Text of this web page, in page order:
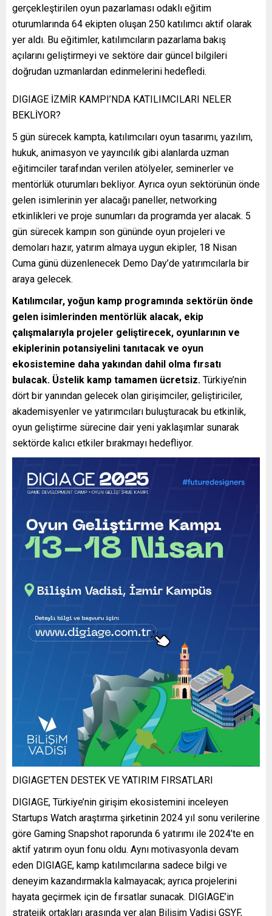
gerçekleştirilen oyun pazarlaması odaklı eğitim
oturumlarında 64 ekipten oluşan 250 katılımcı aktif olarak
yer aldı. Bu eğitimler, katılımcıların pazarlama bakış
açılarını geliştirmeyi ve sektöre dair güncel bilgileri
doğrudan uzmanlardan edinmelerini hedefledi.
DIGIAGE İZMİR KAMPI’NDA KATILIMCILARI NELER
BEKLİYOR?
5 gün sürecek kampta, katılımcıları oyun tasarımı, yazılım,
hukuk, animasyon ve yayıncılık gibi alanlarda uzman
eğitimciler tarafından verilen atölyeler, seminerler ve
mentörlük oturumları bekliyor. Ayrıca oyun sektörünün önde
gelen isimlerinin yer alacağı paneller, networking
etkinlikleri ve proje sunumları da programda yer alacak. 5
gün sürecek kampın son gününde oyun projeleri ve
demoları hazır, yatırım almaya uygun ekipler, 18 Nisan
Cuma günü düzenlenecek Demo Day’de yatırımcılarla bir
araya gelecek.
Katılımcılar, yoğun kamp programında sektörün önde
gelen isimlerinden mentörlük alacak, ekip
çalışmalarıyla projeler geliştirecek, oyunlarının ve
ekiplerinin potansiyelini tanıtacak ve oyun
ekosistemine daha yakından dahil olma fırsatı
bulacak. Üstelik kamp tamamen ücretsiz. Türkiye’nin
dört bir yanından gelecek olan girişimciler, geliştiriciler,
akademisyenler ve yatırımcıları buluşturacak bu etkinlik,
oyun geliştirme sürecine dair yeni yaklaşımlar sunarak
sektörde kalıcı etkiler bırakmayı hedefliyor.
DIGIAGE’TEN DESTEK VE YATIRIM FIRSATLARI
DIGIAGE, Türkiye’nin girişim ekosistemini inceleyen
Startups Watch araştırma şirketinin 2024 yıl sonu verilerine
göre Gaming Snapshot raporunda 6 yatırımı ile 2024’te en
aktif yatırım oyun fonu oldu. Aynı motivasyonla devam
eden DIGIAGE, kamp katılımcılarına sadece bilgi ve
deneyim kazandırmakla kalmayacak; ayrıca projelerini
hayata geçirmek için de fırsatlar sunacak. DIGIAGE’in
stratejik ortakları arasında yer alan Bilişim Vadisi GSYF,